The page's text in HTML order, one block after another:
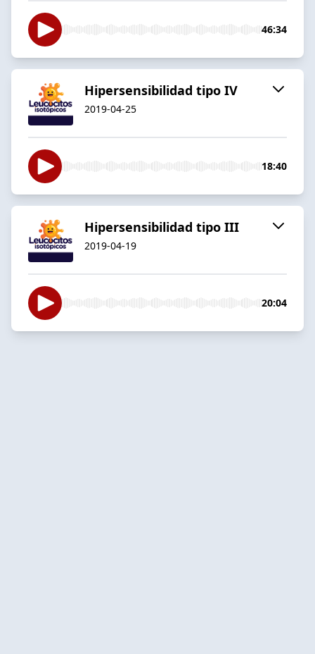
46:34
Hipersensibilidad tipo IV
2019-04-25
18:40
Hipersensibilidad tipo III
2019-04-19
20:04